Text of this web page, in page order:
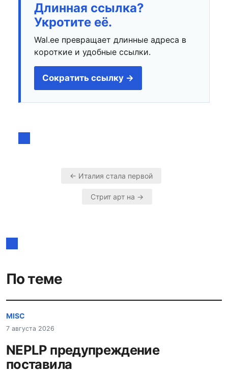
Длинная ссылка?
Укротите её.
Wal.ee превращает длинные адреса в
короткие и удобные ссылки.
Сократить ссылку →
Навигация
← Италия стала первой
Стрит арт на →
По теме
MISC
7 августа 2026
NEPLP предупреждение
поставила